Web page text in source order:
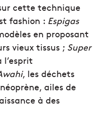
cette technique
fashion : Espigas
en proposant
vieux tissus ; Super
, les déchets
ailes de
à des